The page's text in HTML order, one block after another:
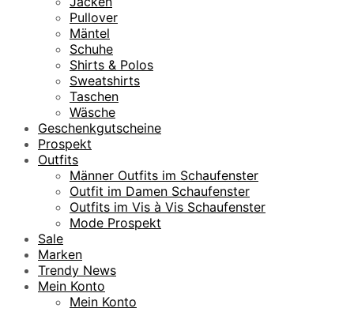
Pullover
Mäntel
Schuhe
Shirts & Polos
Sweatshirts
Taschen
Wäsche
Geschenkgutscheine
Prospekt
Outfits
Männer Outfits im Schaufenster
Outfit im Damen Schaufenster
Outfits im Vis à Vis Schaufenster
Mode Prospekt
Sale
Marken
Trendy News
Mein Konto
Mein Konto